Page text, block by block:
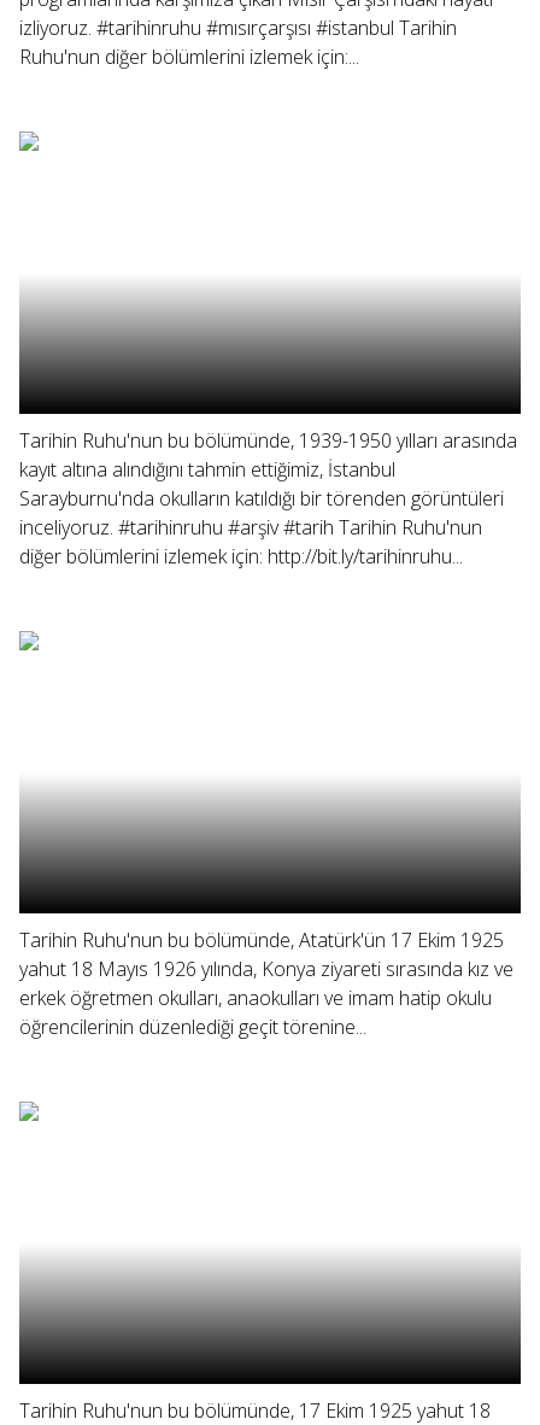
izliyoruz. #tarihinruhu #mısırçarşısı #istanbul Tarihin
Ruhu'nun diğer bölümlerini izlemek için:...
Tarihin Ruhu'nun bu bölümünde, 1939-1950 yılları arasında
kayıt altına alındığını tahmin ettiğimiz, İstanbul
Sarayburnu'nda okulların katıldığı bir törenden görüntüleri
inceliyoruz. #tarihinruhu #arşiv #tarih Tarihin Ruhu'nun
diğer bölümlerini izlemek için: http://bit.ly/tarihinruhu...
Tarihin Ruhu'nun bu bölümünde, Atatürk'ün 17 Ekim 1925
yahut 18 Mayıs 1926 yılında, Konya ziyareti sırasında kız ve
erkek öğretmen okulları, anaokulları ve imam hatip okulu
öğrencilerinin düzenlediği geçit törenine...
Tarihin Ruhu'nun bu bölümünde, 17 Ekim 1925 yahut 18